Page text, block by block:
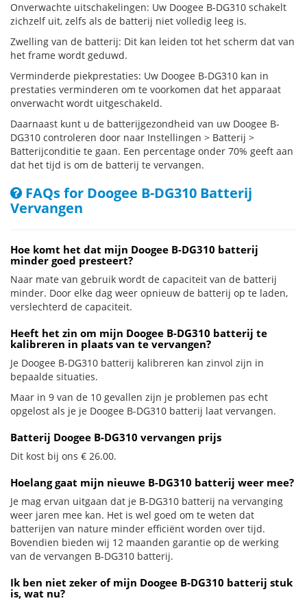
Onverwachte uitschakelingen: Uw Doogee B-DG310 schakelt
zichzelf uit, zelfs als de batterij niet volledig leeg is.
Zwelling van de batterij: Dit kan leiden tot het scherm dat van
het frame wordt geduwd.
Verminderde piekprestaties: Uw Doogee B-DG310 kan in
prestaties verminderen om te voorkomen dat het apparaat
onverwacht wordt uitgeschakeld.
Daarnaast kunt u de batterijgezondheid van uw Doogee B-
DG310 controleren door naar Instellingen > Batterij >
Batterijconditie te gaan. Een percentage onder 70% geeft aan
dat het tijd is om de batterij te vervangen.
FAQs for Doogee B-DG310 Batterij
Vervangen
Hoe komt het dat mijn Doogee B-DG310 batterij
minder goed presteert?
Naar mate van gebruik wordt de capaciteit van de batterij
minder. Door elke dag weer opnieuw de batterij op te laden,
verslechterd de capaciteit.
Heeft het zin om mijn Doogee B-DG310 batterij te
kalibreren in plaats van te vervangen?
Je Doogee B-DG310 batterij kalibreren kan zinvol zijn in
bepaalde situaties.
Maar in 9 van de 10 gevallen zijn je problemen pas echt
opgelost als je je Doogee B-DG310 batterij laat vervangen.
Batterij Doogee B-DG310 vervangen prijs
Dit kost bij ons € 26.00.
Hoelang gaat mijn nieuwe B-DG310 batterij weer mee?
Je mag ervan uitgaan dat je B-DG310 batterij na vervanging
weer jaren mee kan. Het is wel goed om te weten dat
batterijen van nature minder efficiënt worden over tijd.
Bovendien bieden wij 12 maanden garantie op de werking
van de vervangen B-DG310 batterij.
Ik ben niet zeker of mijn Doogee B-DG310 batterij stuk
is, wat nu?